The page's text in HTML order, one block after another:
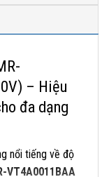
– Hiệu
đa dạng
nổi tiếng về độ
VT4A0011BAA